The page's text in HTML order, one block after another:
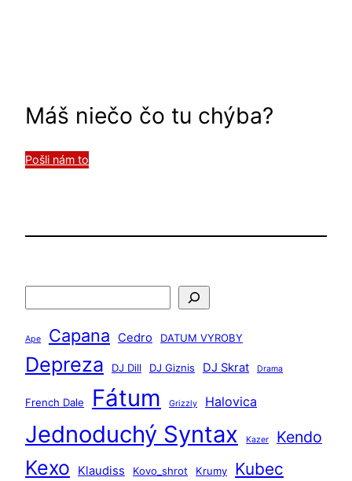
Máš niečo čo tu chýba?
Pošli nám to
a
d
a
ť
Ape Capana Cedro DATUM VYROBY
Depreza DJ Dill DJ Giznis DJ Skrat Drama
French Dale Fátum Grizzly Halovica
Jednoduchý Syntax Kazer Kendo
Kexo Klaudiss Kovo_shrot Krumy
Kubec